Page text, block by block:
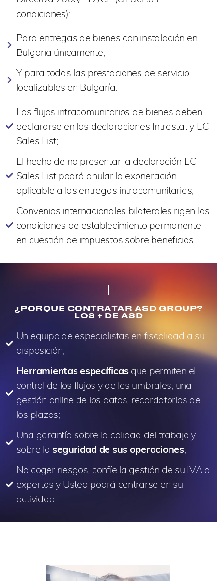
condiciones):
Para entregas de bienes con instalación en
Bulgaría únicamente,
Y para todas las prestaciones de servicio
localizables en Bulgaría.
Los flujos intracomunitarios de bienes deben
declararse en las declaraciones Intrastat y EC
Sales List;
El hecho de no presentar la declaración EC
Sales List podrá anular la exoneración
aplicable a las entregas intracomunitarias;
Convenios internacionales bilaterales rigen las
condiciones de establecimiento permanente
en cuestión de impuestos sobre beneficios.
¿PORQUE CONTRATAR ASD GROUP?
LOS + DE ASD
Un equipo de especialistas en fiscalidad a su
disposición;
Herramientas específicasque permiten el
control de los flujos y de los umbrales, una
gestión online de los datos, recordatorios de
los plazos;
Una garantía sobre la calidad del trabajo y
sobre laseguridad de sus operaciones;
No coger riesgos, confíe la gestión de su IVA a
expertos y Usted podrá centrarse en su
actividad.